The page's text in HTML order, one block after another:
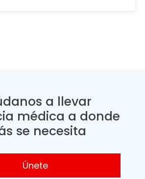
a llevar
médica a donde
se necesita
Únete